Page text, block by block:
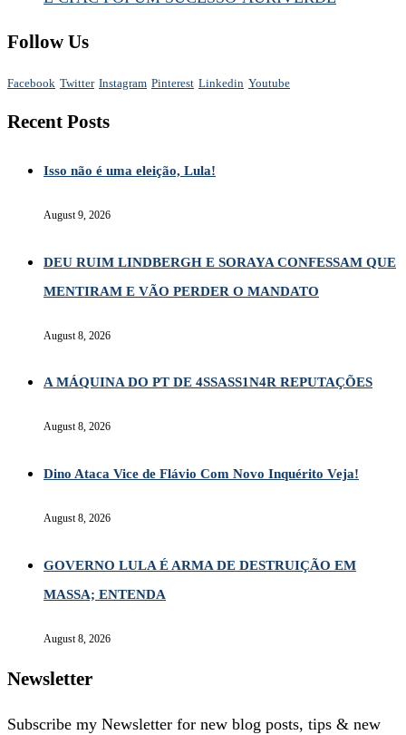
Follow Us
Facebook Twitter Instagram Pinterest Linkedin Youtube
Recent Posts
Isso não é uma eleição, Lula!
August 9, 2026
DEU RUIM LINDBERGH E SORAYA CONFESSAM QUE
MENTIRAM E VÃO PERDER O MANDATO
August 8, 2026
A MÁQUINA DO PT DE 4SSASS1N4R REPUTAÇÕES
August 8, 2026
Dino Ataca Vice de Flávio Com Novo Inquérito Veja!
August 8, 2026
GOVERNO LULA É ARMA DE DESTRUIÇÃO EM
MASSA; ENTENDA
August 8, 2026
Newsletter
Subscribe my Newsletter for new blog posts, tips & new